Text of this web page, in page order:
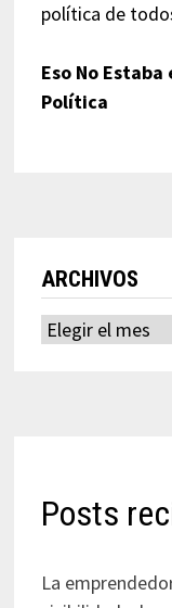
política de
Eso No
Política
ARCHIVOS
Archivos
Posts
La